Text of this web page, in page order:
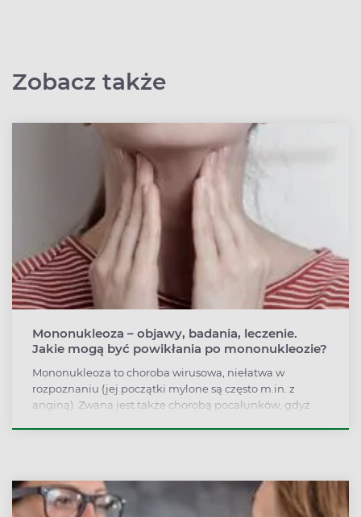
Zobacz także
Mononukleoza – objawy, badania, leczenie.
Jakie mogą być powikłania po mononukleozie?
Mononukleoza to choroba wirusowa, niełatwa w
rozpoznaniu (jej początki mylone są często m.in. z
anginą). Zwana jest także chorobą pocałunków, gdyż